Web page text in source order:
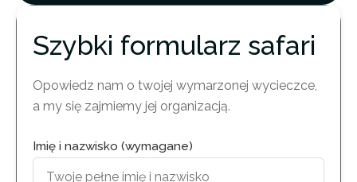
Szybki formularz safari
Opowiedz nam o twojej wymarzonej wycieczce,
a my się zajmiemy jej organizacją.
Imię i nazwisko (wymagane)